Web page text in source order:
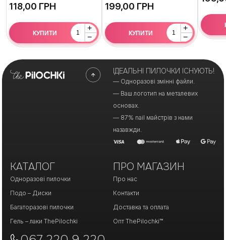
ГРН
+
−
КУПИТИ
ГРН
+
−
КУПИТИ
ІДЕАЛЬНІ ПИЛОЧКИ ІСНУЮТЬ!
— Одноразові змінні файли.
— Ваш логотип на металевих
основах.
— 87% nail майстрів з нами
назавжди.
КАТАЛОГ
Одноразові пилочки
Подо – Диски
Багаторазові пилочки
Гель – лаки ThePilochki
ПРО МАГАЗИН
Про нас
Контакти
Доставка та оплата
Опт ThePilochki™